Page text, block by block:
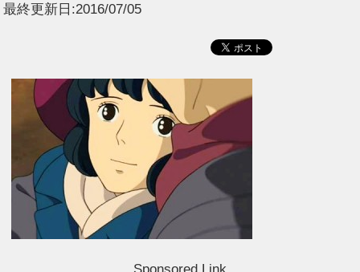
最終更新日:2016/07/05